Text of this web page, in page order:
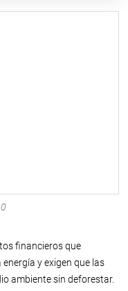
financieros que
y exigen que las
ambiente sin deforestar.